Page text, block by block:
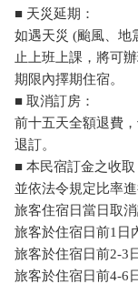
■ 天災延期：
如遇天災 (颱風、地
止上班上課，將可
期限內擇期住宿。
■ 取消訂房：
前十五天全額退費
退訂。
■ 本民宿訂金之收
並依法令規定比率
旅客住宿日當日取
旅客於住宿日前1日
旅客於住宿日前2-3
旅客於住宿日前4-6